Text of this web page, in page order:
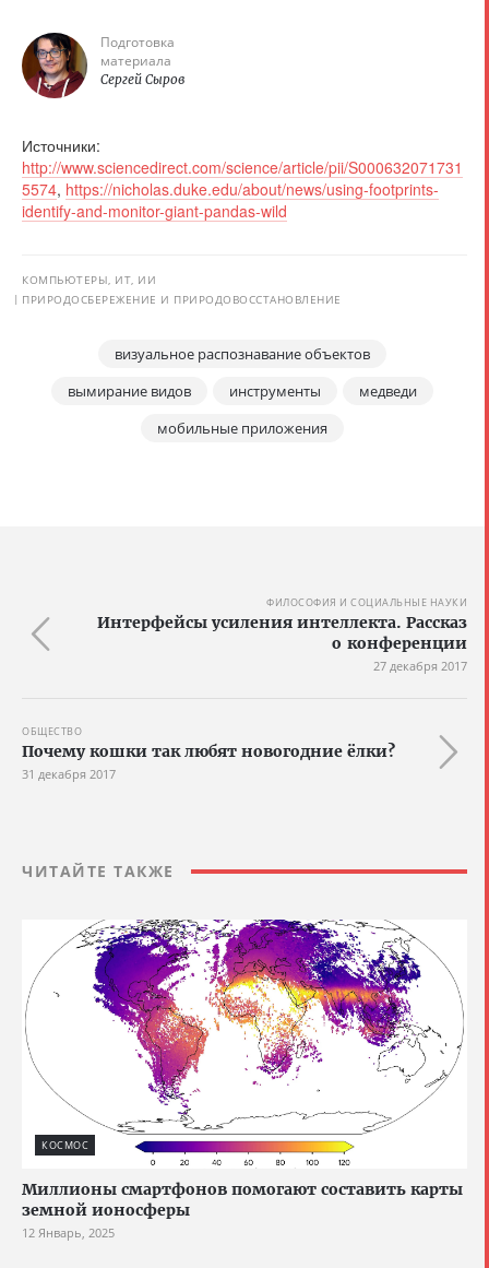
Подготовка
материала
Сергей Сыров
Источники:
http://www.sciencedirect.com/science/article/pii/S000632071731
5574, https://nicholas.duke.edu/about/news/using-footprints-
identify-and-monitor-giant-pandas-wild
КОМПЬЮТЕРЫ, ИТ, ИИ
ПРИРОДОСБЕРЕЖЕНИЕ И ПРИРОДОВОССТАНОВЛЕНИЕ
визуальное распознавание объектов
вымирание видов
инструменты
медведи
мобильные приложения
ФИЛОСОФИЯ И СОЦИАЛЬНЫЕ НАУКИ
Интерфейсы усиления интеллекта. Рассказ
о конференции
27 декабря 2017
ОБЩЕСТВО
Почему кошки так любят новогодние ёлки?
31 декабря 2017
ЧИТАЙТЕ ТАКЖЕ
КОСМОС
Миллионы смартфонов помогают составить карты
земной ионосферы
12 Январь, 2025